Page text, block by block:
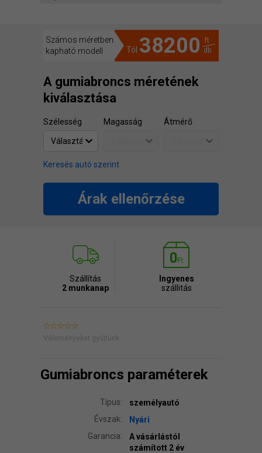
Számos méretben
kapható modell
Tól 38200
ft
db
A gumiabroncs méretének
kiválasztása
Szélesség Magasság Átmérő
Keresés autó szerint
Árak ellenőrzése
Szállítás
2 munkanap
Ingyenes
szállitás
Véleményeket gyűjtünk
Gumiabroncs paraméterek
Típus:
személyautó
Évszak:
Nyári
Garancia:
A vásárlástól
számított 2 év